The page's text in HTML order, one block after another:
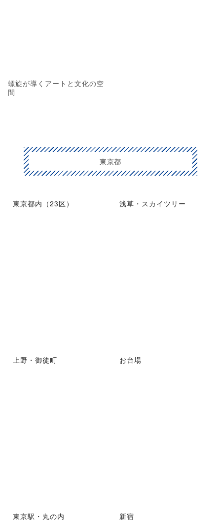
螺旋が導くアートと文化の空
間
東京都
東京都内（23区） 浅草・スカイツリー
上野・御徒町 お台場
東京駅・丸の内 新宿